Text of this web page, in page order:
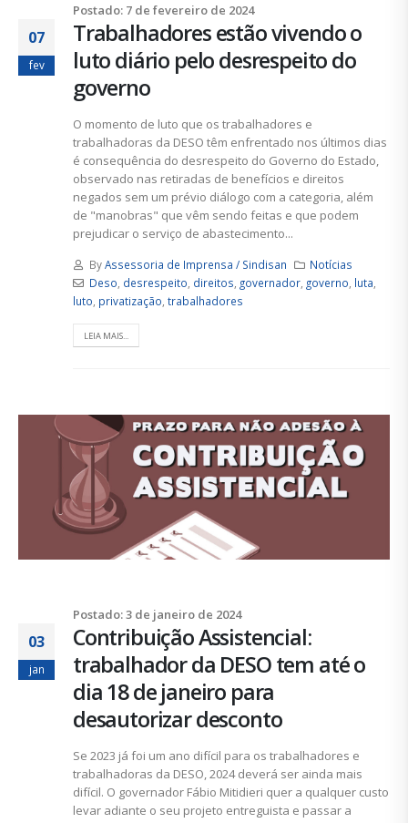
Postado: 7 de fevereiro de 2024
07
fev
Trabalhadores estão vivendo o
luto diário pelo desrespeito do
governo
O momento de luto que os trabalhadores e
trabalhadoras da DESO têm enfrentado nos últimos dias
é consequência do desrespeito do Governo do Estado,
observado nas retiradas de benefícios e direitos
negados sem um prévio diálogo com a categoria, além
de "manobras" que vêm sendo feitas e que podem
prejudicar o serviço de abastecimento...
ByAssessoria de Imprensa / Sindisan
Notícias
Deso, desrespeito, direitos, governador, governo, luta,
luto, privatização, trabalhadores
LEIA MAIS...
Postado: 3 de janeiro de 2024
03
jan
Contribuição Assistencial:
trabalhador da DESO tem até o
dia 18 de janeiro para
desautorizar desconto
Se 2023 já foi um ano difícil para os trabalhadores e
trabalhadoras da DESO, 2024 deverá ser ainda mais
difícil. O governador Fábio Mitidieri quer a qualquer custo
levar adiante o seu projeto entreguista e passar a